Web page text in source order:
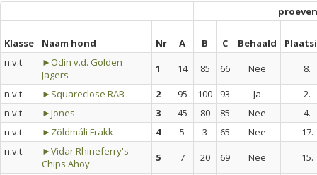
proeven
Klasse Naam hond Nr A B C Behaald
n.v.t.
►Odin v.d. Golden
Jagers
1 14 85 66 Nee
8.
n.v.t.
►Squareclose RAB 2 95 100 93 Ja
2.
n.v.t.
►Jones 3 45 80 85 Nee
4.
n.v.t.
►Zöldmáli Frakk 4 5 3 65 Nee
17.
n.v.t.
►Vidar Rhineferry's
Chips Ahoy
5 7 20 69 Nee
15.